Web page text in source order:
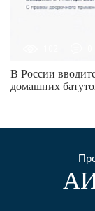
В России
домашних